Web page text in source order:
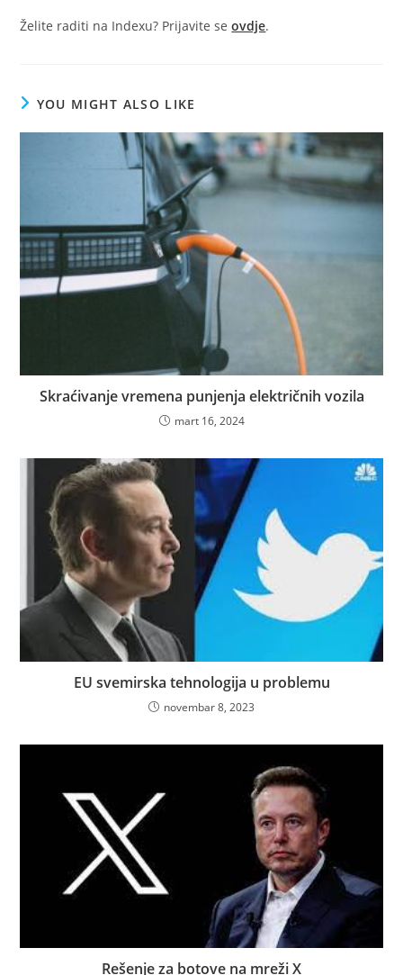
Želite raditi na Indexu? Prijavite seovdje.
YOU MIGHT ALSO LIKE
Skraćivanje vremena punjenja električnih vozila
mart 16, 2024
EU svemirska tehnologija u problemu
novembar 8, 2023
Rešenje za botove na mreži X